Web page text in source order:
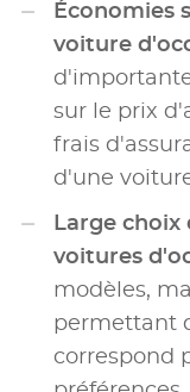
Économies
voiture
sur le prix
frais
d'une
Large choix
voitures
modèles,
permettant
correspond